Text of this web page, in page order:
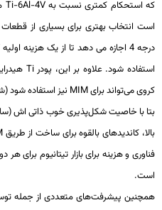
استحکام کمتری نسبت بهTi-6Al-4V
انتخاب بهتری برای بسیاری از قطعات
درجه 4 اجازه می دهد تا از یک هزینه
شود. علاوه بر این، پودرTiهیدراید-
می‌تواند برایMIM
با خاصیت شکل‌پذیری خوب ذاتی اش
کاندیدهای بالقوه برای ساخت از طریقMIM
و هزینه برای بازار تیتانیوم برای هر
پیشرفت‌های متعددی از جمله